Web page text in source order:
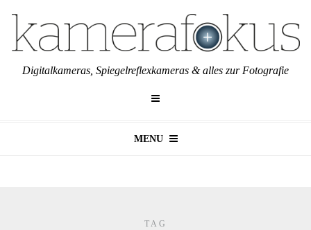
Digitalkameras, Spiegelreflexkameras & alles zur Fotografie
MENU
TAG